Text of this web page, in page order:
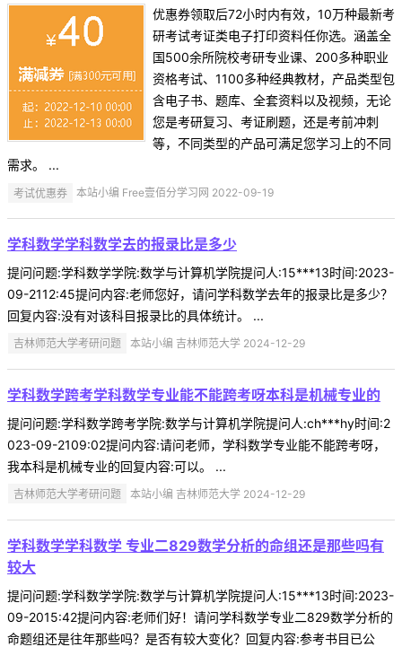
优惠券领取后72小时内有效，10万种最新考
研考试考证类电子打印资料任你选。涵盖全
国500余所院校考研专业课、200多种职业
资格考试、1100多种经典教材，产品类型包
含电子书、题库、全套资料以及视频，无论
您是考研复习、考证刷题，还是考前冲刺
等，不同类型的产品可满足您学习上的不同
需求。 ...
考试优惠券 本站小编 Free壹佰分学习网 2022-09-19
学科数学学科数学去的报录比是多少
提问问题:学科数学学院:数学与计算机学院提问人:15***13时间:2023-
09-2112:45提问内容:老师您好，请问学科数学去年的报录比是多少？
回复内容:没有对该科目报录比的具体统计。 ...
吉林师范大学考研问题 本站小编 吉林师范大学 2024-12-29
学科数学跨考学科数学专业能不能跨考呀本科是机械专业的
提问问题:学科数学跨考学院:数学与计算机学院提问人:ch***hy时间:2
023-09-2109:02提问内容:请问老师，学科数学专业能不能跨考呀，
我本科是机械专业的回复内容:可以。 ...
吉林师范大学考研问题 本站小编 吉林师范大学 2024-12-29
学科数学学科数学 专业二829数学分析的命组还是那些吗有
较大
提问问题:学科数学学院:数学与计算机学院提问人:15***13时间:2023-
09-2015:42提问内容:老师们好！请问学科数学专业二829数学分析的
命题组还是往年那些吗？是否有较大变化？回复内容:参考书目已公